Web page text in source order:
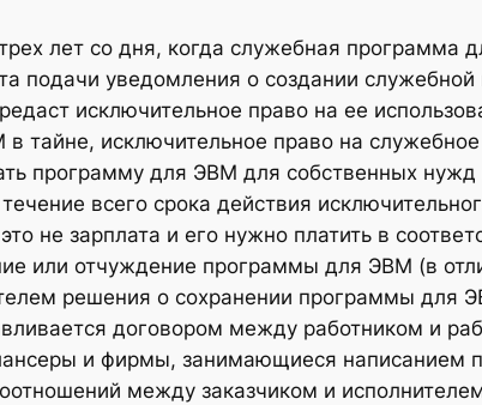
лет со дня, когда служебная
подачи уведомления о создании
исключительное право на ее
тайне, исключительное право на
программу для ЭВМ для собственных нужд
всего срока действия
не зарплата и его нужно платить в
или отчуждение программы для ЭВМ (в
решения о сохранении программы для
договором между работником и
и фирмы, занимающиеся
между заказчиком и